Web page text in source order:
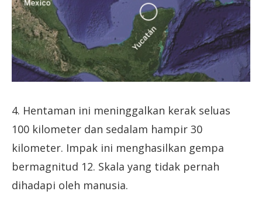
4. Hentaman ini meninggalkan kerak seluas
100 kilometer dan sedalam hampir 30
kilometer. Impak ini menghasilkan gempa
bermagnitud 12. Skala yang tidak pernah
dihadapi oleh manusia.